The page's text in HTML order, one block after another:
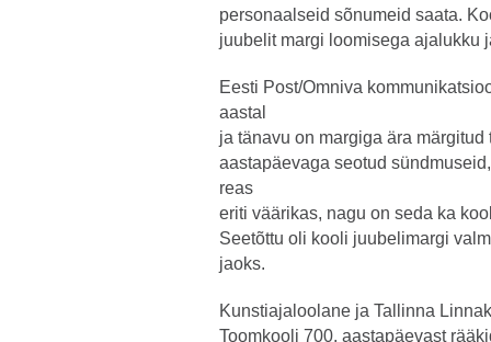
personaalseid sõnumeid saata.
juubelit margi loomisega ajalukku
Eesti Post/Omniva
aastal
ja tänavu on margiga ära
aastapäevaga seotud
reas
eriti väärikas, nagu on seda ka
Seetõttu oli kooli juubelimargi
jaoks.
Kunstiajaloolane ja Tallinna
Toomkooli 700. aastapäevast